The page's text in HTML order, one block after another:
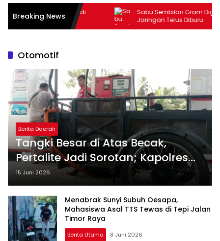
Breaking News
Menjadi
Sabu Sembilan Gram Digagalkan
Jaringan Terus Diburu
Otomotif
Berita Daerah
Tangki Besar di Atas Becak,
Pertalite Jadi Sorotan; Kapolres
Madina Tegaskan: Jika Ada Unsur
Pidana Akan Ditindak
15 Juni 2026
Menabrak Sunyi Subuh Oesapa,
Mahasiswa Asal TTS Tewas di Tepi Jalan
Timor Raya
Berita Utama 8 Juni 2026